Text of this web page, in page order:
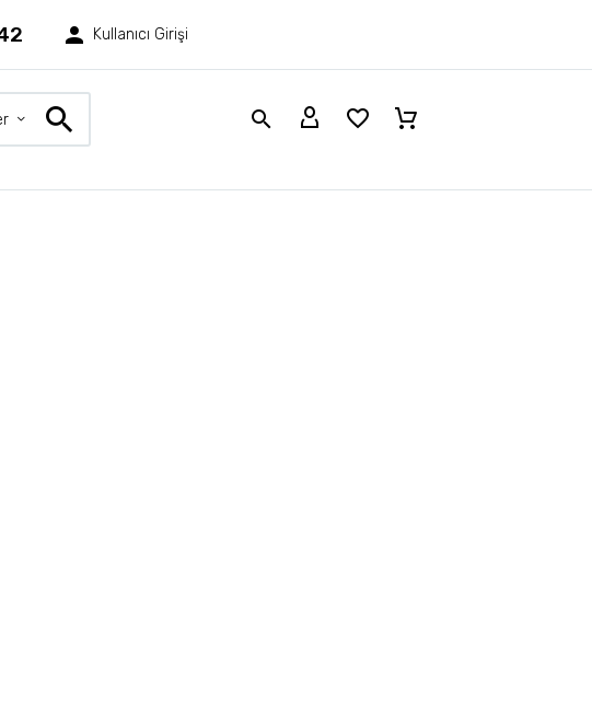
Kullanıcı Girişi